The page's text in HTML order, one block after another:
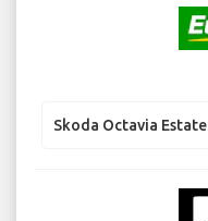
Skoda Octavia Estate